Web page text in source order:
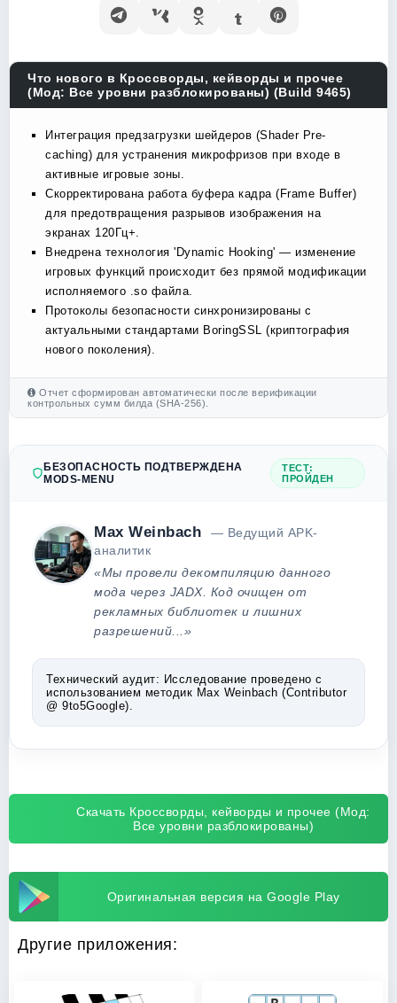
Что нового в Кроссворды, кейворды и прочее
(Мод: Все уровни разблокированы) (Build 9465)
Интеграция предзагрузки шейдеров (Shader Pre-
caching) для устранения микрофризов при входе в
активные игровые зоны.
Скорректирована работа буфера кадра (Frame Buffer)
для предотвращения разрывов изображения на
экранах 120Гц+.
Внедрена технология 'Dynamic Hooking' — изменение
игровых функций происходит без прямой модификации
исполняемого .so файла.
Протоколы безопасности синхронизированы с
актуальными стандартами BoringSSL (криптография
нового поколения).
Отчет сформирован автоматически после верификации
контрольных сумм билда (SHA-256).
БЕЗОПАСНОСТЬ ПОДТВЕРЖДЕНА
MODS-MENU
ТЕСТ:
ПРОЙДЕН
Max Weinbach
— Ведущий APK-
аналитик
«Мы провели декомпиляцию данного
мода через JADX. Код очищен от
рекламных библиотек и лишних
разрешений...»
Технический аудит: Исследование проведено с
использованием методик Max Weinbach (Contributor
@ 9to5Google).
Скачать Кроссворды, кейворды и прочее (Мод:
Все уровни разблокированы)
Оригинальная версия на Google Play
Другие приложения: